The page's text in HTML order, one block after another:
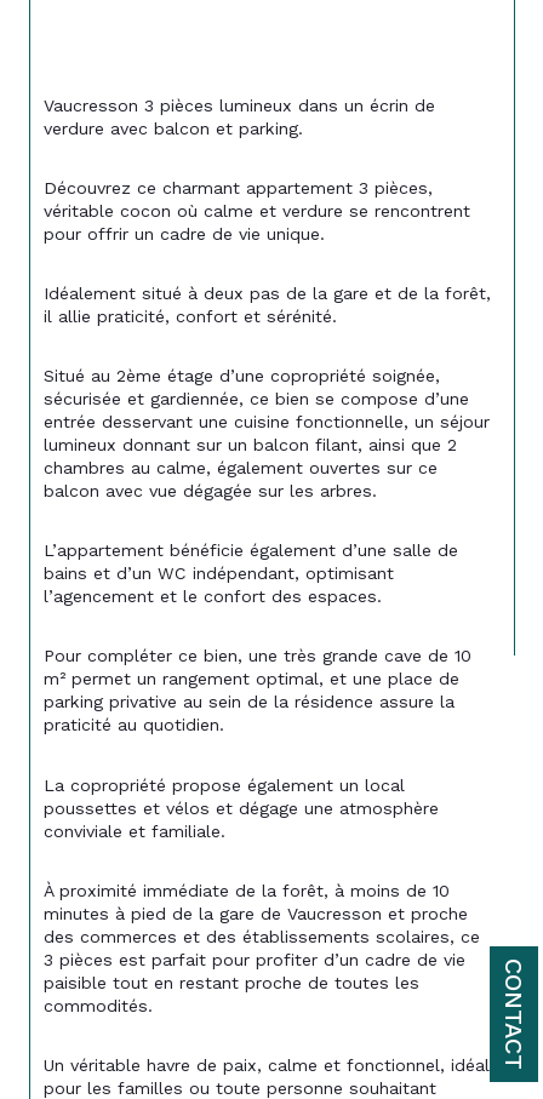
CONTACT
Vaucresson 3 pièces lumineux dans un écrin de
verdure avec balcon et parking.
Découvrez ce charmant appartement 3 pièces,
véritable cocon où calme et verdure se rencontrent
pour offrir un cadre de vie unique.
Idéalement situé à deux pas de la gare et de la forêt,
il allie praticité, confort et sérénité.
Situé au 2ème étage d’une copropriété soignée,
sécurisée et gardiennée, ce bien se compose d’une
entrée desservant une cuisine fonctionnelle, un séjour
lumineux donnant sur un balcon filant, ainsi que 2
chambres au calme, également ouvertes sur ce
balcon avec vue dégagée sur les arbres.
L’appartement bénéficie également d’une salle de
bains et d’un WC indépendant, optimisant
l’agencement et le confort des espaces.
Pour compléter ce bien, une très grande cave de 10
m² permet un rangement optimal, et une place de
parking privative au sein de la résidence assure la
praticité au quotidien.
La copropriété propose également un local
poussettes et vélos et dégage une atmosphère
conviviale et familiale.
À proximité immédiate de la forêt, à moins de 10
minutes à pied de la gare de Vaucresson et proche
des commerces et des établissements scolaires, ce
3 pièces est parfait pour profiter d’un cadre de vie
paisible tout en restant proche de toutes les
commodités.
Un véritable havre de paix, calme et fonctionnel, idéal
pour les familles ou toute personne souhaitant